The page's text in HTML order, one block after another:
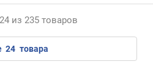
из 235 товаров
24 товара